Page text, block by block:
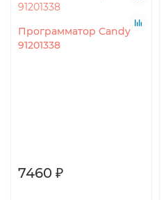
Программатор Candy
91201338
7460 ₽